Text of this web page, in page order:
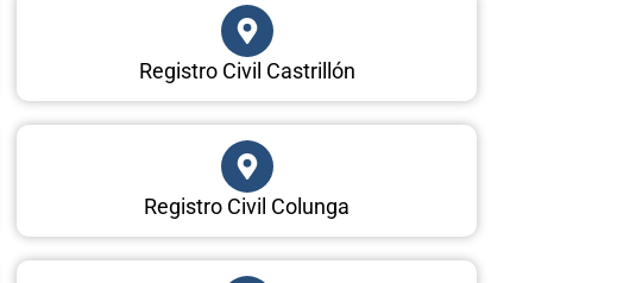
Registro Civil Castrillón
Registro Civil Colunga